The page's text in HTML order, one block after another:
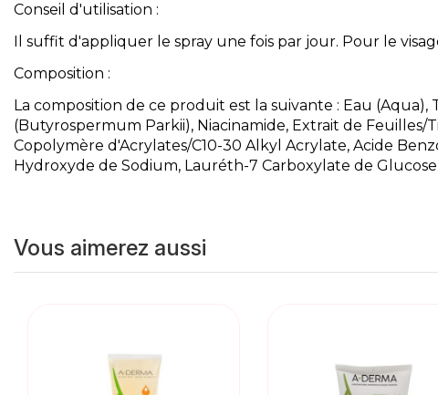
Conseil d'utilisation :
Il suffit d'appliquer le spray une fois par jour. Pour le
Composition :
La composition de ce produit est la suivante : Eau
(Butyrospermum Parkii), Niacinamide, Extrait de Feuilles/
Copolymère d'Acrylates/C10-30 Alkyl Acrylate, Acide
Hydroxyde de Sodium, Lauréth-7 Carboxylate de
Vous aimerez aussi